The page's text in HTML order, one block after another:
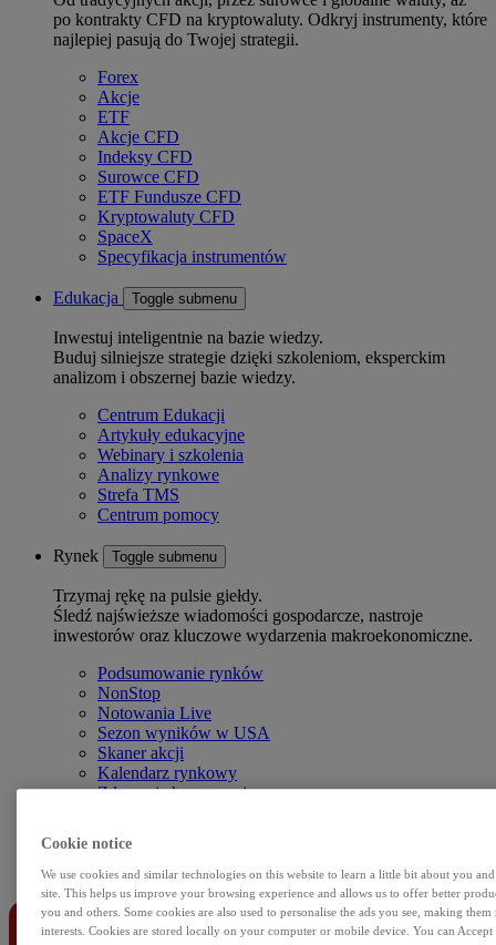
po kontrakty CFD na kryptowaluty. Odkryj instrumenty, które
najlepiej pasują do Twojej strategii.
Forex
Akcje
ETF
Akcje CFD
Indeksy CFD
Surowce CFD
ETF Fundusze CFD
Kryptowaluty CFD
SpaceX
Specyfikacja instrumentów
Edukacja Toggle submenu
Inwestuj inteligentnie na bazie wiedzy.
Buduj silniejsze strategie dzięki szkoleniom, eksperckim
analizom i obszernej bazie wiedzy.
Centrum Edukacji
Artykuły edukacyjne
Webinary i szkolenia
Analizy rynkowe
Strefa TMS
Centrum pomocy
Rynek Toggle submenu
Trzymaj rękę na pulsie giełdy.
Śledź najświeższe wiadomości gospodarcze, nastroje
inwestorów oraz kluczowe wydarzenia makroekonomiczne.
Podsumowanie rynków
NonStop
Notowania Live
Sezon wyników w USA
Skaner akcji
Kalendarz rynkowy
Zdarzenia korporacyjne
Kontakt
Cookie notice
We use cookies and similar technologies on this website to learn a little bit about you
site. This helps us improve your browsing experience and allows us to offer better
you and others. Some cookies are also used to personalise the ads you see, making
interests. Cookies are stored locally on your computer or mobile device. You can